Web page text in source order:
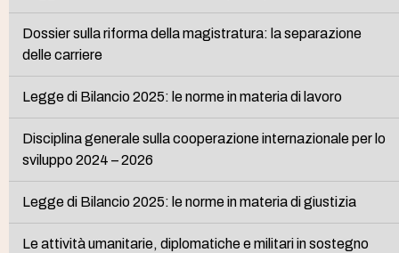
Dossier sulla riforma della magistratura: la separazione
delle carriere
Legge di Bilancio 2025: le norme in materia di lavoro
Disciplina generale sulla cooperazione internazionale per lo
sviluppo 2024 – 2026
Legge di Bilancio 2025: le norme in materia di giustizia
Le attività umanitarie, diplomatiche e militari in sostegno